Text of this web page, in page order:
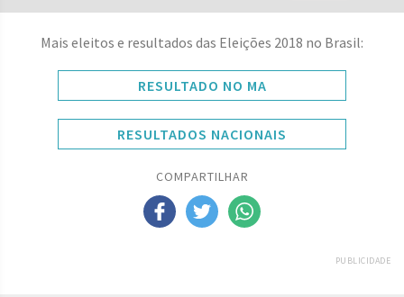
Mais eleitos e resultados das Eleições 2018 no Brasil:
RESULTADO NO MA
RESULTADOS NACIONAIS
COMPARTILHAR
PUBLICIDADE